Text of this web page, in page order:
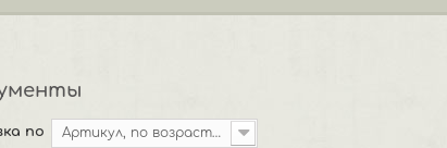
по Артикул, по возрастанию